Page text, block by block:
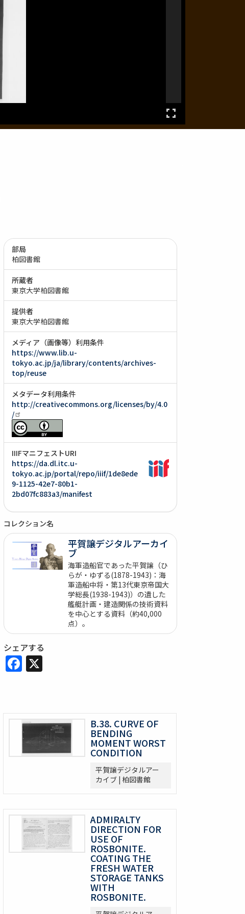
部局
柏図書館
所蔵者
東京大学柏図書館
提供者
東京大学柏図書館
メディア（画像等）利用条件
https://www.lib.u-
tokyo.ac.jp/ja/library/contents/archives-
top/reuse
メタデータ利用条件
http://creativecommons.org/licenses/by/4.0
/
IIIFマニフェストURI
https://da.dl.itc.u-
tokyo.ac.jp/portal/repo/iiif/1de8ede
9-1125-42e7-80b1-
2bd07fc883a3/manifest
コレクション名
平賀譲デジタルアーカイ
ブ
海軍造船官であった平賀譲（ひ
らが・ゆずる(1878-1943)：海
軍造船中将・第13代東京帝国大
学総長(1938-1943)）の遺した
艦艇計画・建造関係の技術資料
を中心とする資料（約40,000
点）。
シェアする
Facebook
X
B.38. CURVE OF
BENDING
MOMENT WORST
CONDITION
平賀譲デジタルアー
カイブ | 柏図書館
ADMIRALTY
DIRECTION FOR
USE OF
ROSBONITE.
COATING THE
FRESH WATER
STORAGE TANKS
WITH
ROSBONITE.